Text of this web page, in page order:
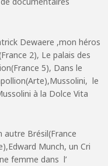
Dewaere ,mon héros
2), Le palais des
5), Dans le
le
à la Dolce Vita
autre Brésil(France
Munch, un Cri
femme dans l’